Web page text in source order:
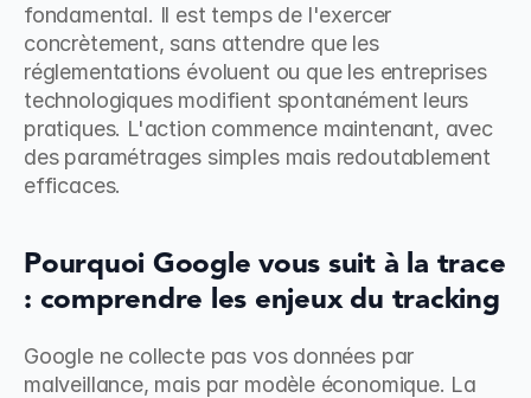
fondamental. Il est temps de l'exercer
concrètement, sans attendre que les
réglementations évoluent ou que les entreprises
technologiques modifient spontanément leurs
pratiques. L'action commence maintenant, avec
des paramétrages simples mais redoutablement
efficaces.
Pourquoi Google vous suit à la trace
: comprendre les enjeux du tracking
Google ne collecte pas vos données par
malveillance, mais par modèle économique. La